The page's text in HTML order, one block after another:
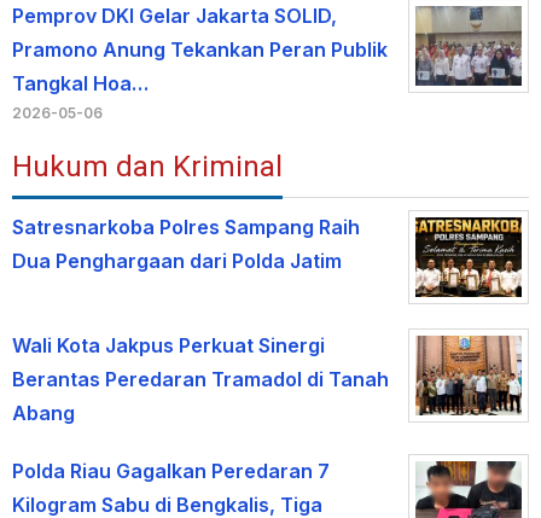
Pemprov DKI Gelar Jakarta SOLID,
Pramono Anung Tekankan Peran Publik
Tangkal Hoa…
2026-05-06
Hukum dan Kriminal
Satresnarkoba Polres Sampang Raih
Dua Penghargaan dari Polda Jatim
Wali Kota Jakpus Perkuat Sinergi
Berantas Peredaran Tramadol di Tanah
Abang
Polda Riau Gagalkan Peredaran 7
Kilogram Sabu di Bengkalis, Tiga